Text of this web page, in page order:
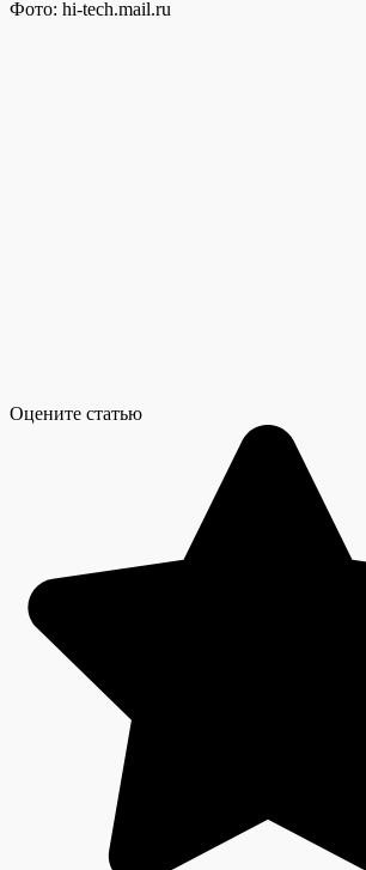
Фото: hi-tech.mail.ru
Оцените статью